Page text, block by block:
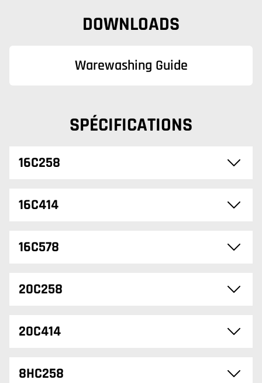
DOWNLOADS
Warewashing Guide
SPÉCIFICATIONS
16C258
16C414
16C578
20C258
20C414
8HC258